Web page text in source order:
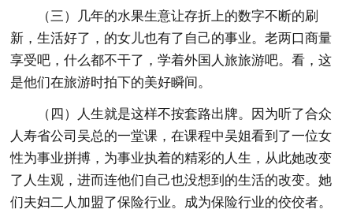
（三）几年的水果生意让存折上的数字不断的刷
新，生活好了，的女儿也有了自己的事业。老两口商量
享受吧，什么都不干了，学着外国人旅旅游吧。看，这
是他们在旅游时拍下的美好瞬间。
（四）人生就是这样不按套路出牌。因为听了合众
人寿省公司吴总的一堂课，在课程中吴姐看到了一位女
性为事业拼搏，为事业执着的精彩的人生，从此她改变
了人生观，进而连他们自己也没想到的生活的改变。她
们夫妇二人加盟了保险行业。成为保险行业的佼佼者。